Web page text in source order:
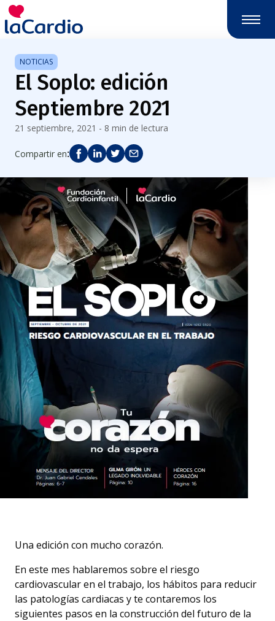
NOTICIAS
El Soplo: edición
Septiembre 2021
21 septiembre, 2021 - 8 min de lectura
Compartir en:
Una edición con mucho corazón.
En este mes hablaremos sobre el riesgo
cardiovascular en el trabajo, los hábitos para reducir
las patologías cardiacas y te contaremos los
siguientes pasos en la construcción del futuro de la